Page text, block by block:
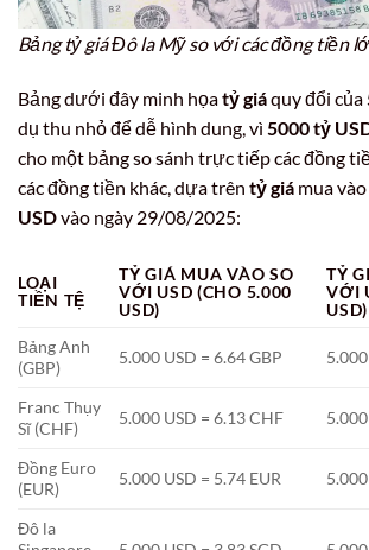
Bảng tỷ giá Đô la Mỹ so với các đồng tiền
Bảng dưới đây minh họatỷ giáquy đổi của
dụ thu nhỏ để dễ hình dung, vì 5000 tỷ
cho một bảng so sánh trực tiếp các đồng
các đồng tiền khác, dựa trên tỷ giá mua
USDvào ngày 29/08/2025:
LOẠI
TIỀN TỆ
TỶ GIÁ MUA VÀO SO
VỚI USD (CHO 5.000
USD)
TỶ
VỚI
USD)
Bảng Anh
(GBP)
5.000 USD = 6.64 GBP
Franc Thụy
Sĩ (CHF)
5.000 USD = 6.13 CHF
Đồng Euro
(EUR)
5.000 USD = 5.74 EUR
Đô la